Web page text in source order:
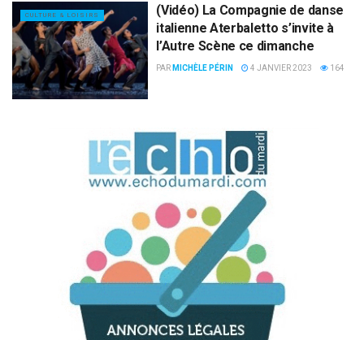
CULTURE & LOISIRS
(Vidéo) La Compagnie de danse
italienne Aterbaletto s’invite à
l’Autre Scène ce dimanche
PAR MICHÈLE PÉRIN 4 JANVIER 2023 164